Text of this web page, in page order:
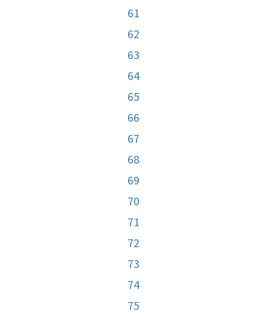
61
62
63
64
65
66
67
68
69
70
71
72
73
74
75